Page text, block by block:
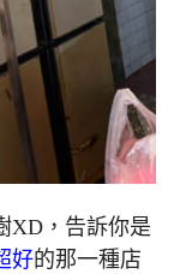
XD，告訴你是
好的那一種店